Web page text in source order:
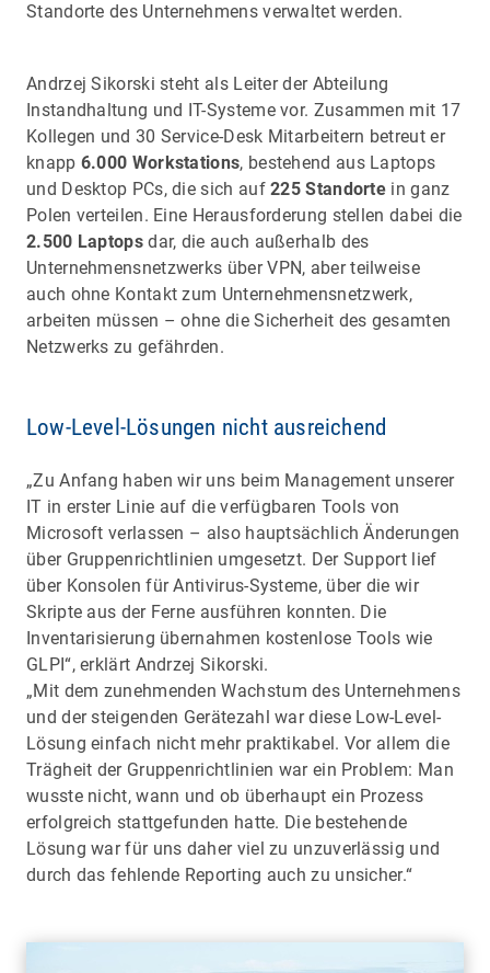
Standorte des Unternehmens verwaltet werden.
Andrzej Sikorski steht als Leiter der Abteilung
Instandhaltung und IT-Systeme vor. Zusammen mit 17
Kollegen und 30 Service-Desk Mitarbeitern betreut er
knapp 6.000 Workstations, bestehend aus Laptops
und Desktop PCs, die sich auf225 Standorte in ganz
Polen verteilen. Eine Herausforderung stellen dabei die
2.500 Laptopsdar, die auch außerhalb des
Unternehmensnetzwerks über VPN, aber teilweise
auch ohne Kontakt zum Unternehmensnetzwerk,
arbeiten müssen – ohne die Sicherheit des gesamten
Netzwerks zu gefährden.
Low-Level-Lösungen nicht ausreichend
„Zu Anfang haben wir uns beim Management unserer
IT in erster Linie auf die verfügbaren Tools von
Microsoft verlassen – also hauptsächlich Änderungen
über Gruppenrichtlinien umgesetzt. Der Support lief
über Konsolen für Antivirus-Systeme, über die wir
Skripte aus der Ferne ausführen konnten. Die
Inventarisierung übernahmen kostenlose Tools wie
GLPI“, erklärt Andrzej Sikorski.
„Mit dem zunehmenden Wachstum des Unternehmens
und der steigenden Gerätezahl war diese Low-Level-
Lösung einfach nicht mehr praktikabel. Vor allem die
Trägheit der Gruppenrichtlinien war ein Problem: Man
wusste nicht, wann und ob überhaupt ein Prozess
erfolgreich stattgefunden hatte. Die bestehende
Lösung war für uns daher viel zu unzuverlässig und
durch das fehlende Reporting auch zu unsicher.“